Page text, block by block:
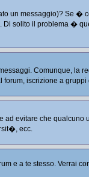
un messaggio)? Se
solito il problema �
Comunque,
iscrizione a
evitare che
ecc.
e a te stesso. Verrai